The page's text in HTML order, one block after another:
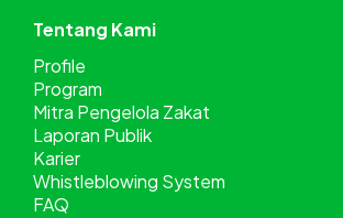
Tentang Kami
Profile
Program
Mitra Pengelola Zakat
Laporan Publik
Karier
Whistleblowing System
FAQ